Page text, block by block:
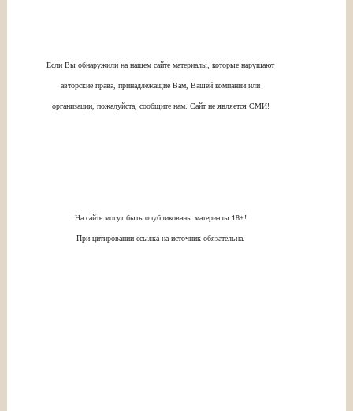
Если Вы обнаружили на нашем сайте материалы, которые нарушают
авторские права, принадлежащие Вам, Вашей компании или
организации, пожалуйста, сообщите нам. Сайт не является СМИ!
На сайте могут быть опубликованы материалы 18+!
При цитировании ссылка на источник обязательна.